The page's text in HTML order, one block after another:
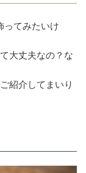
ってみたいけ
大丈夫なの？な
紹介してまいり